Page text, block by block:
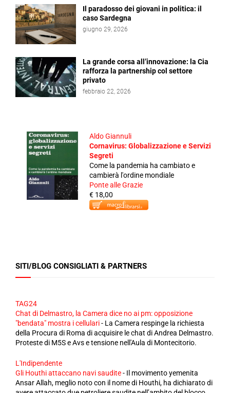
Il paradosso dei giovani in politica: il
caso Sardegna
giugno 29, 2026
La grande corsa all’innovazione: la Cia
rafforza la partnership col settore
privato
febbraio 22, 2026
Aldo Giannuli
Cornavirus: Globalizzazione e Servizi
Segreti
Come la pandemia ha cambiato e
cambierà l'ordine mondiale
Ponte alle Grazie
€ 18,00
SITI/BLOG CONSIGLIATI & PARTNERS
TAG24
Chat di Delmastro, la Camera dice no ai pm: opposizione
"bendata" mostra i cellulari- La Camera respinge la richiesta
della Procura di Roma di acquisire le chat di Andrea Delmastro.
Proteste di M5S e Avs e tensione nell'Aula di Montecitorio.
L'Indipendente
Gli Houthi attaccano navi saudite- Il movimento yemenita
Ansar Allah, meglio noto con il nome di Houthi, ha dichiarato di